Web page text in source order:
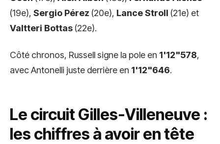
(19e), Sergio Pérez (20e), Lance Stroll (21e) et
Valtteri Bottas (22e).
Côté chronos, Russell signe la pole en 1'12"578,
avec Antonelli juste derrière en 1'12"646.
Le circuit Gilles-Villeneuve :
les chiffres à avoir en tête